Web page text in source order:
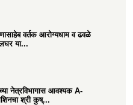
सहकारी बँकेचे अध्यक्ष आशय राऊत
वर्तक आरोग्यधाम व ढवळे
या...
नेत्रविभागास आवश्यक A-
श्री कुष्...